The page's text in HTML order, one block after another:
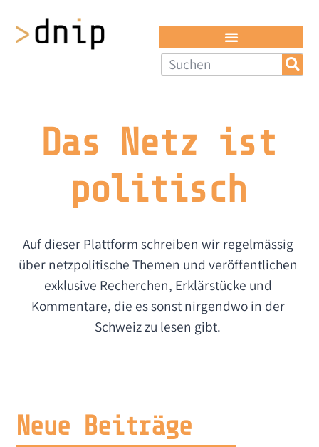
Das Netz ist
politisch​
Auf dieser Plattform schreiben wir regel­mässig
über netz­politische Themen und veröffent­lichen
exklusive Recherchen, Erklär­stücke und
Kommentare, die es sonst nirgendwo in der
Schweiz zu lesen gibt.
Neue Beiträge​